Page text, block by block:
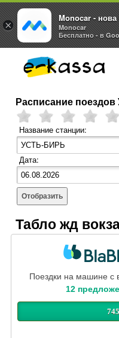
Расписание
Название станции:
Дата:
Отобразить
Табло жд
Поездки на машине с
12
×
Monocar - нова
Monocar
Бесплатно - в